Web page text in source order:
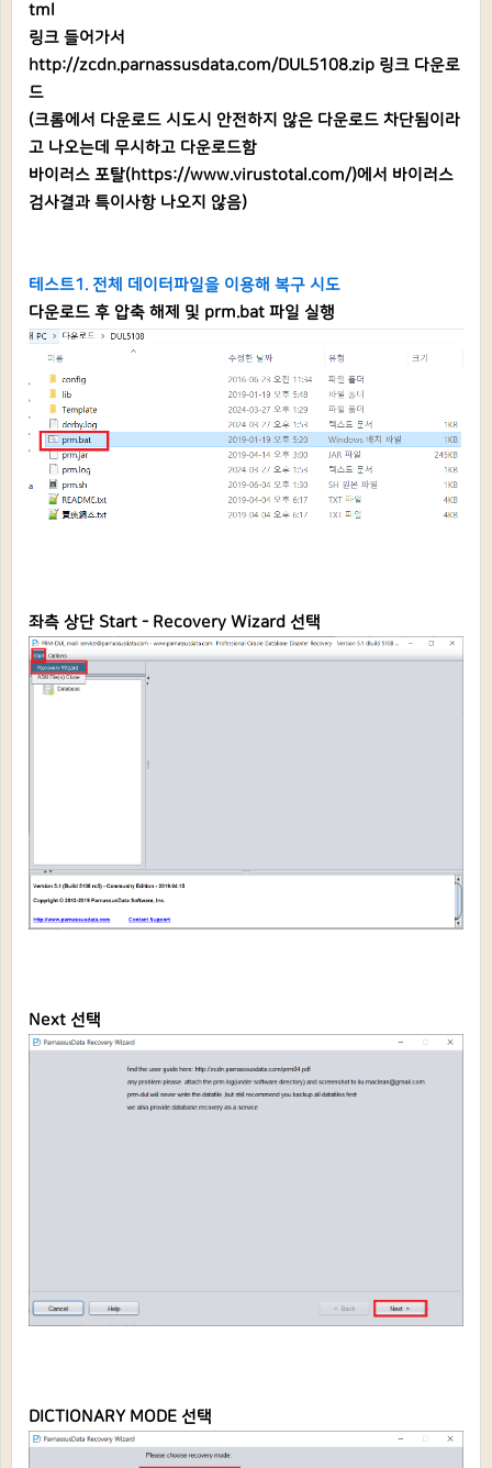
tml
링크 들어가서
http://zcdn.parnassusdata.com/DUL5108.zip 링크 다운로
드
(크롬에서 다운로드 시도시 안전하지 않은 다운로드 차단됨이라
고 나오는데 무시하고 다운로드함
바이러스 포탈(https://www.virustotal.com/)에서 바이러스
검사결과 특이사항 나오지 않음)
테스트1. 전체 데이터파일을 이용해 복구 시도
다운로드 후 압축 해제 및 prm.bat 파일 실행
좌측 상단 Start - Recovery Wizard 선택
Next 선택
DICTIONARY MODE 선택